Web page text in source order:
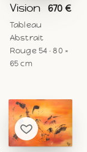
Vision 670 €
Tableau
Abstrait
Rouge 54 · 80 ×
65 cm